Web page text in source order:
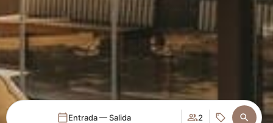
Entrada — Salida 2